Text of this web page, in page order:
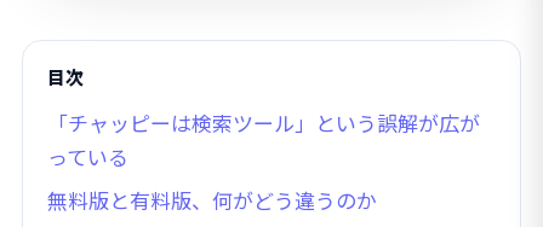
目次
「チャッピーは検索ツール」という誤解が広が
っている
無料版と有料版、何がどう違うのか